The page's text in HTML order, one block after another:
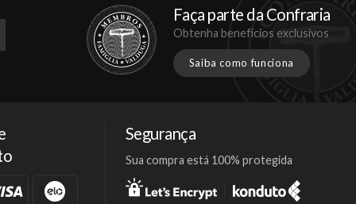
Faça parte da Confraria
Obtenha benefícios exclusivos
Saiba como funciona
Segurança
Sua compra está 100% protegida